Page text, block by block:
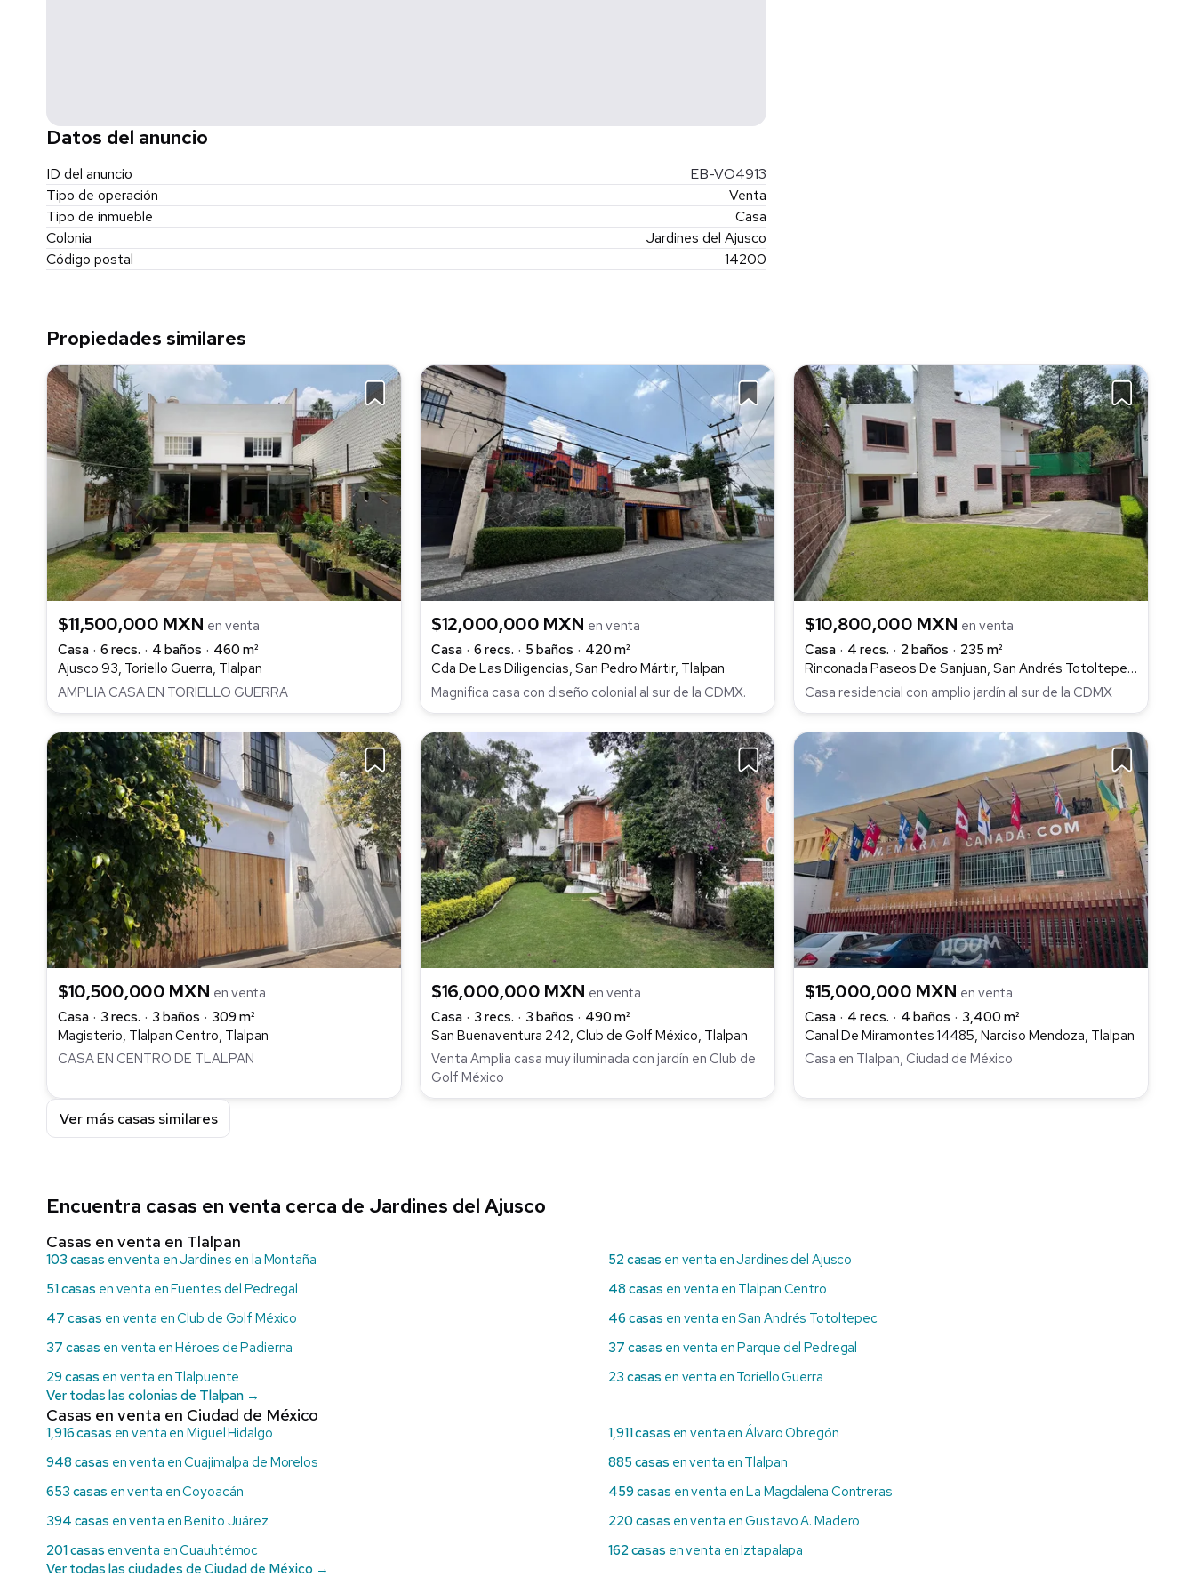
Datos del anuncio
ID del anuncio
EB-VO4913
Tipo de operación
Venta
Tipo de inmueble
Casa
Colonia
Jardines del Ajusco
Código postal
14200
Propiedades similares
$11,500,000 MXN en venta
Casa
6 recs. 4 baños
460 m²
Ajusco 93, Toriello Guerra, Tlalpan
AMPLIA CASA EN TORIELLO GUERRA
$12,000,000 MXN en venta
Casa
6 recs. 5 baños
420 m²
Cda De Las Diligencias, San Pedro Mártir, Tlalpan
Magnifica casa con diseño colonial al sur de la CDMX.
$10,800,000 MXN en venta
Casa
4 recs. 2 baños
235 m²
Rinconada Paseos De Sanjuan, San Andrés Totoltepec, Tlalpan
Casa residencial con amplio jardín al sur de la CDMX
$10,500,000 MXN en venta
Casa
3 recs. 3 baños
309 m²
Magisterio, Tlalpan Centro, Tlalpan
CASA EN CENTRO DE TLALPAN
$16,000,000 MXN en venta
Casa
3 recs. 3 baños
490 m²
San Buenaventura 242, Club de Golf México, Tlalpan
Venta Amplia casa muy iluminada con jardín en Club de
Golf México
$15,000,000 MXN en venta
Casa
4 recs. 4 baños
3,400 m²
Canal De Miramontes 14485, Narciso Mendoza, Tlalpan
Casa en Tlalpan, Ciudad de México
Ver más casas similares
Encuentra casas en venta cerca de Jardines del Ajusco
Casas en venta en Tlalpan
103 casas en venta en Jardines en la Montaña 52 casas en venta en Jardines del Ajusco
51 casas en venta en Fuentes del Pedregal 48 casas en venta en Tlalpan Centro
47 casas en venta en Club de Golf México 46 casas en venta en San Andrés Totoltepec
37 casas en venta en Héroes de Padierna 37 casas en venta en Parque del Pedregal
29 casas en venta en Tlalpuente 23 casas en venta en Toriello Guerra
Ver todas las colonias de Tlalpan →
Casas en venta en Ciudad de México
1,916 casas en venta en Miguel Hidalgo 1,911 casas en venta en Álvaro Obregón
948 casas en venta en Cuajimalpa de Morelos 885 casas en venta en Tlalpan
653 casas en venta en Coyoacán 459 casas en venta en La Magdalena Contreras
394 casas en venta en Benito Juárez 220 casas en venta en Gustavo A. Madero
201 casas en venta en Cuauhtémoc 162 casas en venta en Iztapalapa
Ver todas las ciudades de Ciudad de México →